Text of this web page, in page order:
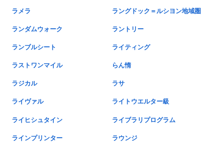
ラメラ ラングドック＝ルシヨン地域圏
ランダムウォーク ラントリー
ランブルシート ライティング
ラストワンマイル らん惰
ラジカル ラサ
ライヴァル ライトウエルター級
ライヒシュタイン ライブラリプログラム
ラインプリンター ラウンジ